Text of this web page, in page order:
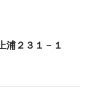
浦２３１－１